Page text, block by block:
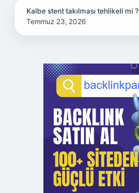
Kalbe stent takılması tehlikeli mi ?
Temmuz 23, 2026